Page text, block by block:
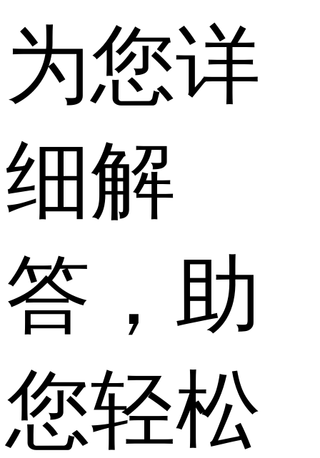
为您详
细解
答，助
您轻松